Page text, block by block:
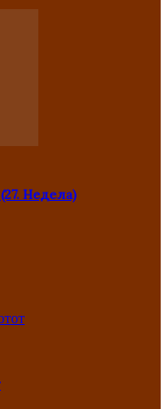
Недела)